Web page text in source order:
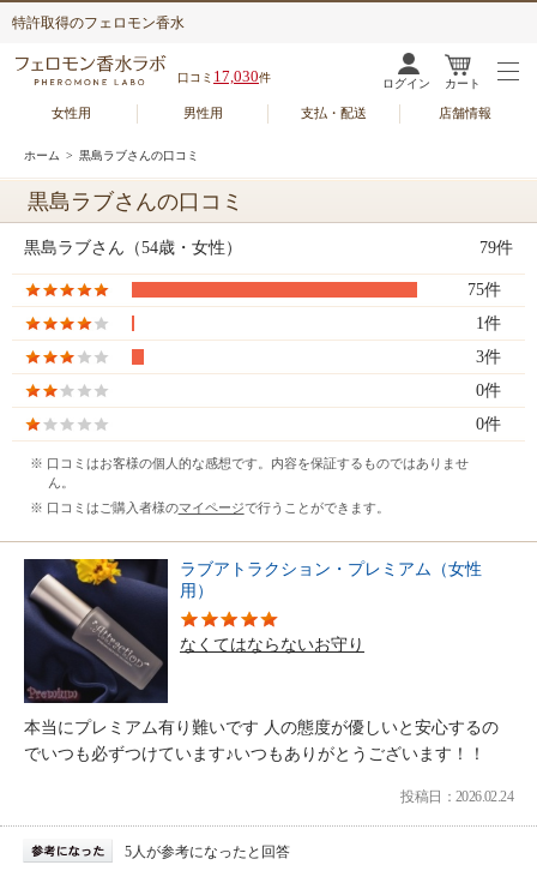
特許取得のフェロモン香水
口コミ 17,030件 ログイン カート
女性用 男性用 支払・配送 店舗情報
ホーム > 黒島ラブさんの口コミ
黒島ラブさんの口コミ
黒島ラブさん（54歳・女性） 79件
75件
1件
3件
0件
0件
※ 口コミはお客様の個人的な感想です。内容を保証するものではありませ
ん。
※ 口コミはご購入者様のマイページで行うことができます。
ラブアトラクション・プレミアム（女性
用）
なくてはならないお守り
本当にプレミアム有り難いです 人の態度が優しいと安心するの
でいつも必ずつけています♪いつもありがとうございます！！
投稿日：2026.02.24
5人が参考になったと回答